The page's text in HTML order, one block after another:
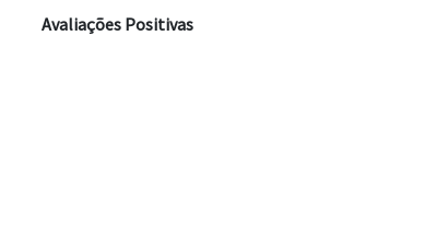
Avaliações Positivas